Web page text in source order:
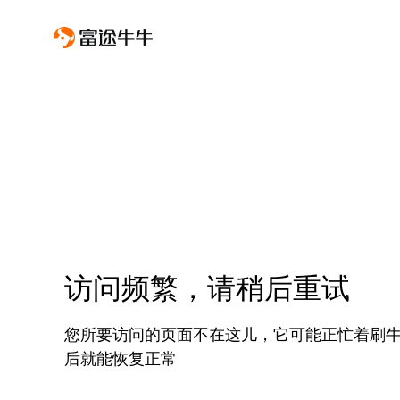
访问频繁，请稍后重试
您所要访问的页面不在这儿，它可能正忙着刷
后就能恢复正常